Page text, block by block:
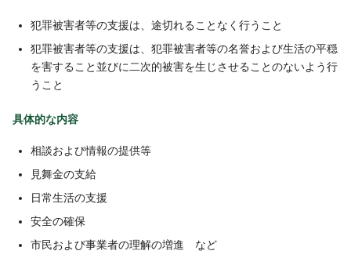
犯罪被害者等の支援は、途切れることなく行うこと
犯罪被害者等の支援は、犯罪被害者等の名誉および生活の平穏
を害すること並びに二次的被害を生じさせることのないよう行
うこと
具体的な内容
相談および情報の提供等
見舞金の支給
日常生活の支援
安全の確保
市民および事業者の理解の増進 など